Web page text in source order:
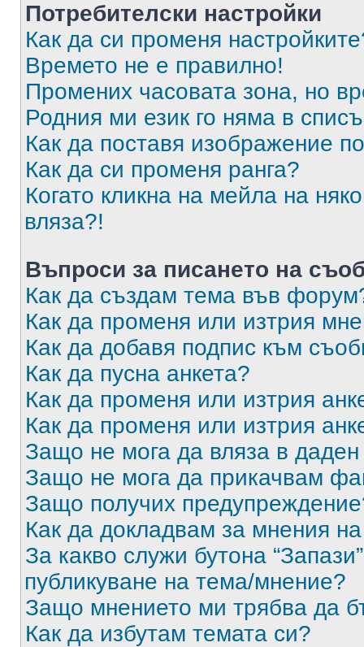
Потребителски настройки
Как да си променя
Времето не е правилно!
Промених часовата зона, но
Родния ми език го няма в
Как да поставя изображение
Как да си променя ранга?
Когато кликна на мейла на
вляза?!
Въпроси за писането на
Как да създам тема във
Как да променя или изтрия
Как да добавя подпис към
Как да пусна анкета?
Как да променя или изтрия
Как да променя или изтрия
Защо не мога да вляза в
Защо не мога да прикачвам
Защо получих
Как да докладвам за мнения
За какво служи бутона
публикуване на тема/мнение?
Защо мнението ми трябва да
Как да избутам темата си?